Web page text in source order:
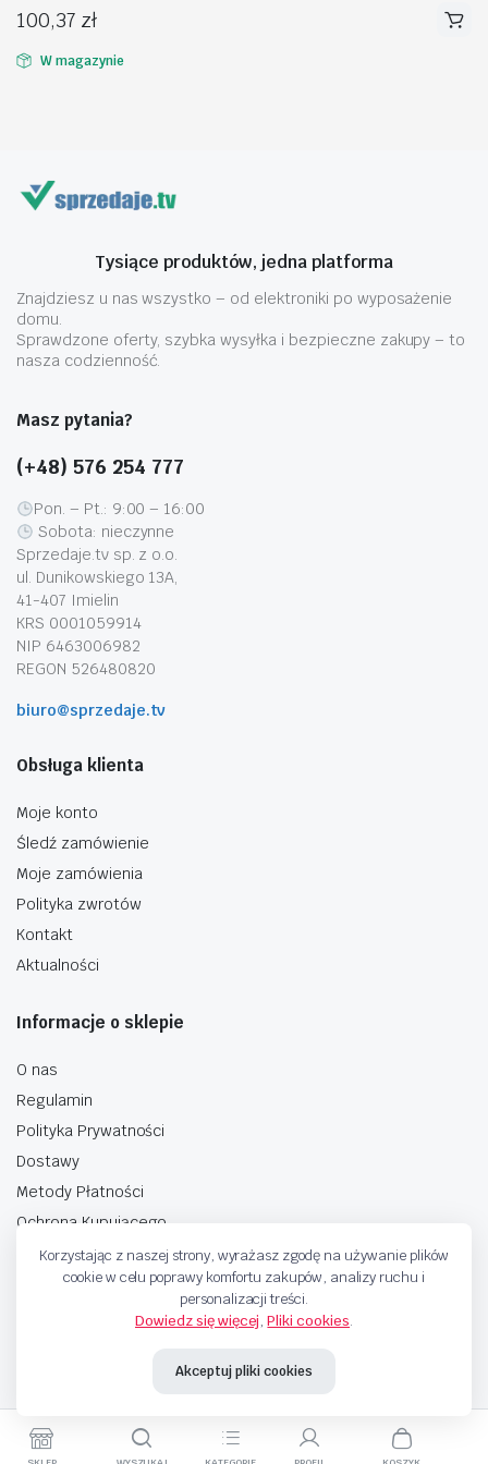
100,37 zł
W magazynie
Tysiące produktów, jedna platforma
Znajdziesz u nas wszystko – od elektroniki po wyposażenie
domu.
Sprawdzone oferty, szybka wysyłka i bezpieczne zakupy – to
nasza codzienność.
Masz pytania?
(+48) 576 254 777
Pon. – Pt.: 9:00 – 16:00
Sobota: nieczynne
Sprzedaje.tv sp. z o.o.
ul. Dunikowskiego 13A,
41-407 Imielin
KRS 0001059914
NIP 6463006982
REGON 526480820
biuro@sprzedaje.tv
Obsługa klienta
Moje konto
Śledź zamówienie
Moje zamówienia
Polityka zwrotów
Kontakt
Aktualności
Informacje o sklepie
O nas
Regulamin
Polityka Prywatności
Dostawy
Metody Płatności
Ochrona Kupującego
Metody Płatnosci
Korzystając z naszej strony, wyrażasz zgodę na używanie plików
cookie w celu poprawy komfortu zakupów, analizy ruchu i
personalizacji treści.
Dowiedz się więcej,Pliki cookies.
Akceptuj pliki cookies